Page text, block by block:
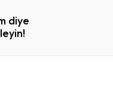
diye